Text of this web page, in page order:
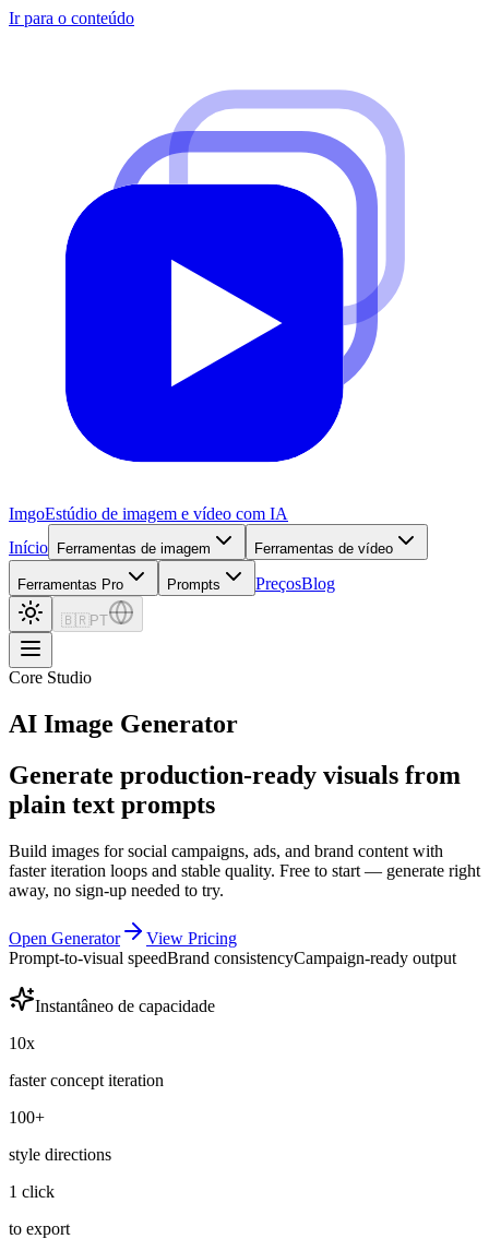
Ir para o conteúdo
ImgoEstúdio de imagem e vídeo com IA
Início
Ferramentas de imagem Ferramentas de vídeo
Ferramentas Pro Prompts PreçosBlog
🇧🇷 PT
Core Studio
AI Image Generator
Generate production-ready visuals from
plain text prompts
Build images for social campaigns, ads, and brand content with
faster iteration loops and stable quality. Free to start — generate right
away, no sign-up needed to try.
Open Generator
View Pricing
Prompt-to-visual speedBrand consistencyCampaign-ready output
Instantâneo de capacidade
10x
faster concept iteration
100+
style directions
1 click
to export